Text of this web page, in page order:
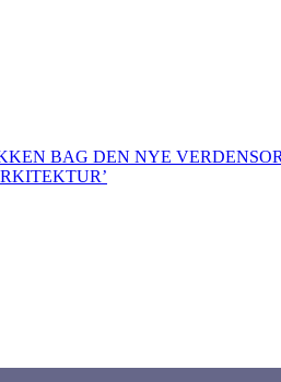
BAG DEN NYE